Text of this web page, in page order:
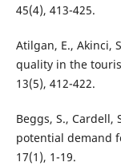
45(4), 413-425.
Atilgan, E., Akinci,
quality in the
13(5), 412-422.
Beggs, S., Cardell,
potential demand
17(1), 1-19.